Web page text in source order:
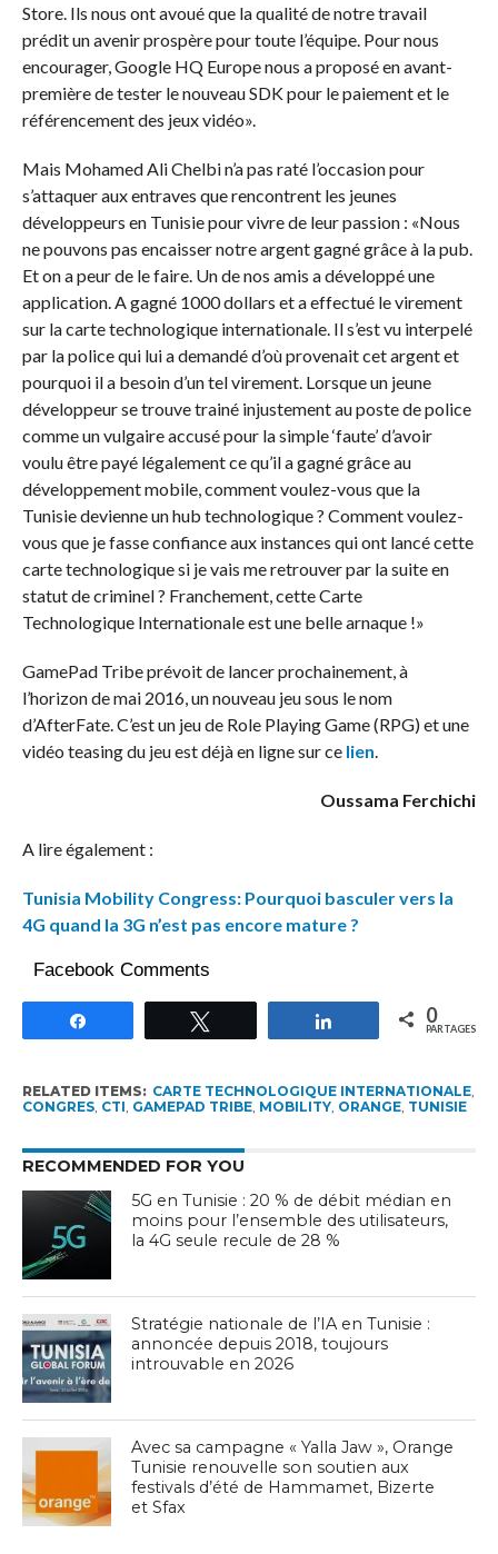
Store. Ils nous ont avoué que la qualité de notre travail
prédit un avenir prospère pour toute l’équipe. Pour nous
encourager, Google HQ Europe nous a proposé en avant-
première de tester le nouveau SDK pour le paiement et le
référencement des jeux vidéo».
Mais Mohamed Ali Chelbi n’a pas raté l’occasion pour
s’attaquer aux entraves que rencontrent les jeunes
développeurs en Tunisie pour vivre de leur passion : «Nous
ne pouvons pas encaisser notre argent gagné grâce à la pub.
Et on a peur de le faire. Un de nos amis a développé une
application. A gagné 1000 dollars et a effectué le virement
sur la carte technologique internationale. Il s’est vu interpelé
par la police qui lui a demandé d’où provenait cet argent et
pourquoi il a besoin d’un tel virement. Lorsque un jeune
développeur se trouve trainé injustement au poste de police
comme un vulgaire accusé pour la simple ‘faute’ d’avoir
voulu être payé légalement ce qu’il a gagné grâce au
développement mobile, comment voulez-vous que la
Tunisie devienne un hub technologique ? Comment voulez-
vous que je fasse confiance aux instances qui ont lancé cette
carte technologique si je vais me retrouver par la suite en
statut de criminel ? Franchement, cette Carte
Technologique Internationale est une belle arnaque !»
GamePad Tribe prévoit de lancer prochainement, à
l’horizon de mai 2016, un nouveau jeu sous le nom
d’AfterFate. C’est un jeu de Role Playing Game (RPG) et une
vidéo teasing du jeu est déjà en ligne sur ce lien.
Oussama Ferchichi
A lire également :
Tunisia Mobility Congress: Pourquoi basculer vers la
4G quand la 3G n’est pas encore mature ?
Facebook Comments
Partagez 0
PARTAGES
RELATED ITEMS: CARTE TECHNOLOGIQUE INTERNATIONALE,
CONGRES, CTI GAMEPAD TRIBE, MOBILITY, ORANGE, TUNISIE
RECOMMENDED FOR YOU
5G en Tunisie : 20 % de débit médian en
moins pour l’ensemble des utilisateurs,
la 4G seule recule de 28 %
Stratégie nationale de l’IA en Tunisie :
annoncée depuis 2018, toujours
introuvable en 2026
Avec sa campagne « Yalla Jaw », Orange
Tunisie renouvelle son soutien aux
festivals d’été de Hammamet, Bizerte
et Sfax